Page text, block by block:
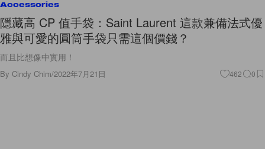
Accessories
隱藏高 CP 值手袋：Saint Laurent 這款兼備法式優
雅與可愛的圓筒手袋只需這個價錢？
而且比想像中實用！
By Cindy Chim/2022年7月21日 462 0